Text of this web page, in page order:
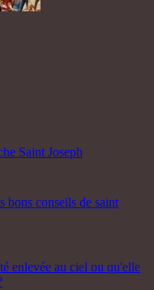
Saint Joseph
bons conseils de saint
enlevée au ciel ou qu'elle